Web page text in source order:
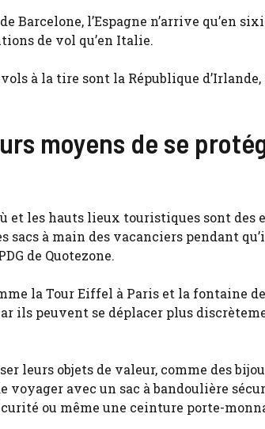
Barcelone, l’Espagne n’arrive qu’en
de vol qu’en Italie.
à la tire sont la République
moyens de se
et les hauts lieux touristiques sont
à main des vacanciers pendant
de Quotezone.
la Tour Eiffel à Paris et la fontaine
ils peuvent se déplacer plus
leurs objets de valeur, comme des
voyager avec un sac à bandoulière
ou même une ceinture porte-